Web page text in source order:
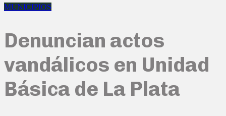
MUNICIPIOS
Denuncian actos
vandálicos en Unidad
Básica de La Plata